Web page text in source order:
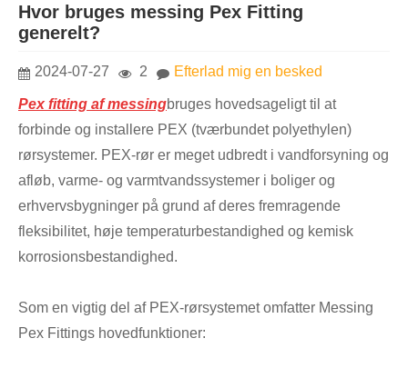
Hvor bruges messing Pex Fitting
generelt?
2024-07-27 2 Efterlad mig en besked
Pex fitting af messingbruges hovedsageligt til at
forbinde og installere PEX (tværbundet polyethylen)
rørsystemer. PEX-rør er meget udbredt i vandforsyning og
afløb, varme- og varmtvandssystemer i boliger og
erhvervsbygninger på grund af deres fremragende
fleksibilitet, høje temperaturbestandighed og kemisk
korrosionsbestandighed.
Som en vigtig del af PEX-rørsystemet omfatter Messing
Pex Fittings hovedfunktioner: